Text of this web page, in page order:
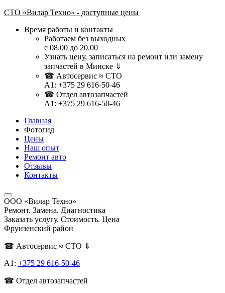
СТО «Вилар Техно» - доступные цены
Время работы и контакты
Работаем без выходных
с 08.00 до 20.00
Узнать цену, записаться на ремонт или замену
запчастей в Минске ⇓
☎ Автосервис ≈ СТО
A1: +375 29 616-50-46
☎ Отдел автозапчастей
A1: ‎+375 29 616-50-46
Главная
Фотогид
Цены
Наш опыт
Ремонт авто
Отзывы
Контакты
ООО «Вилар Техно»
Ремонт. Замена. Диагностика
Заказать услугу. Стоимость. Цена
Фрунзенский район
☎ Автосервис ≈ СТО ⇓
А1: +375 29 616-50-46
☎ Отдел автозапчастей